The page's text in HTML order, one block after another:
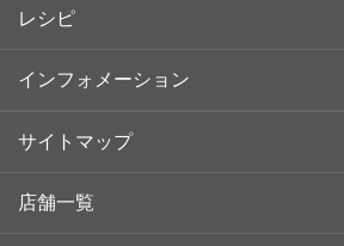
レシピ
インフォメーション
サイトマップ
店舗一覧